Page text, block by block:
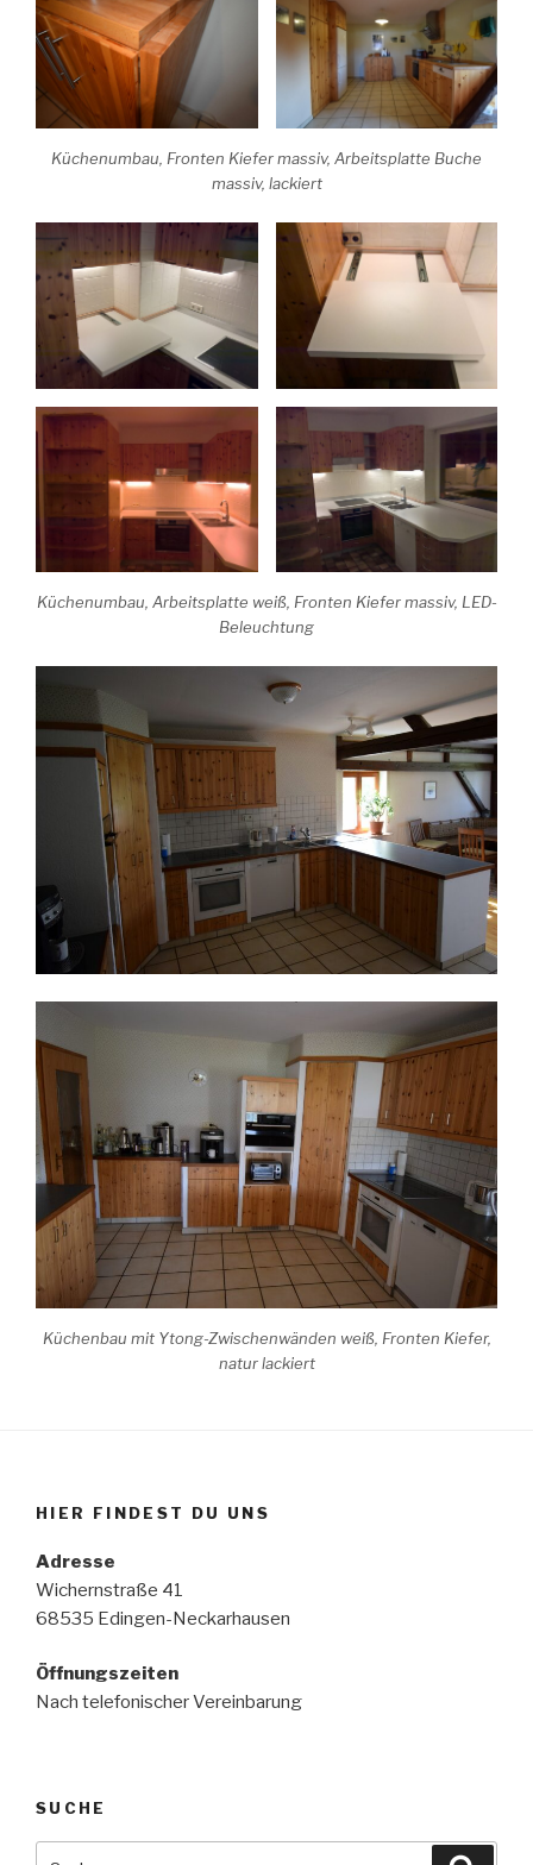
Küchenumbau, Fronten Kiefer massiv, Arbeitsplatte Buche
massiv, lackiert
Küchenumbau, Arbeitsplatte weiß, Fronten Kiefer massiv, LED-
Beleuchtung
Küchenbau mit Ytong-Zwischenwänden weiß, Fronten Kiefer,
natur lackiert
HIER FINDEST DU UNS
Adresse
Wichernstraße 41
68535 Edingen-Neckarhausen
Öffnungszeiten
Nach telefonischer Vereinbarung
SUCHE